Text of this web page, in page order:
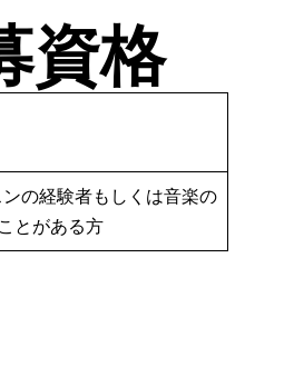
資格
の経験者もしくは音楽の
とがある方